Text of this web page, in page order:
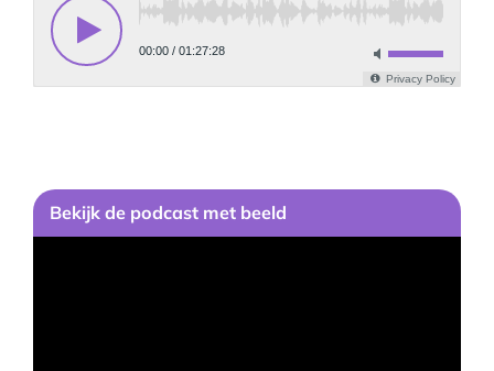
Bekijk de podcast met beeld